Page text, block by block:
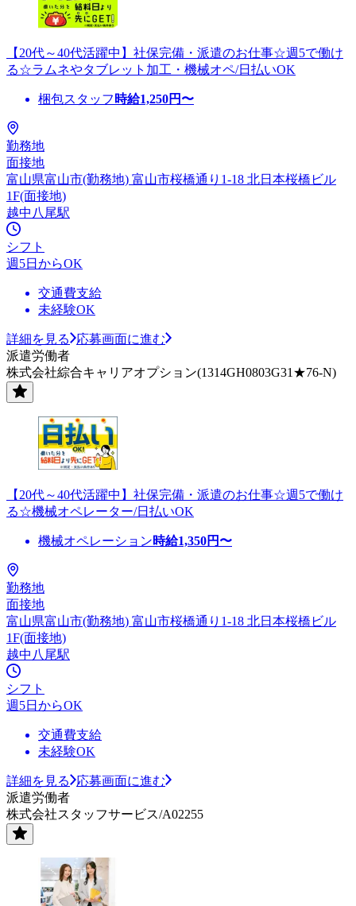
【20代～40代活躍中】社保完備・派遣のお仕事☆週5で働け
る☆ラムネやタブレット加工・機械オペ/日払いOK
梱包スタッフ 時給1,250円〜
勤務地
面接地
富山県富山市(勤務地) 富山市桜橋通り1-18 北日本桜橋ビル
1F(面接地)
越中八尾駅
シフト
週5日からOK
交通費支給
未経験OK
詳細を見る
応募画面に進む
派遣労働者
株式会社綜合キャリアオプション(1314GH0803G31★76-N)
【20代～40代活躍中】社保完備・派遣のお仕事☆週5で働け
る☆機械オペレーター/日払いOK
機械オペレーション時給1,350円〜
勤務地
面接地
富山県富山市(勤務地) 富山市桜橋通り1-18 北日本桜橋ビル
1F(面接地)
越中八尾駅
シフト
週5日からOK
交通費支給
未経験OK
詳細を見る
応募画面に進む
派遣労働者
株式会社スタッフサービス/A02255